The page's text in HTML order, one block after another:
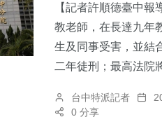
【記者許順德臺中
教老師，在長達九年
生及同事受害，並結
二年徒刑；最高法院
台中特派記者
0 分享